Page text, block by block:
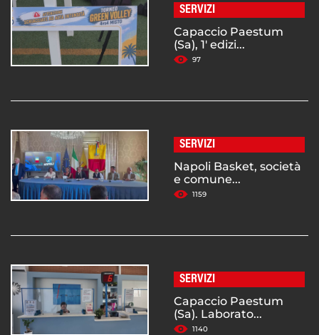
SERVIZI
Capaccio Paestum
(Sa), 1' edizi...
97
SERVIZI
Napoli Basket, società
e comune...
1159
SERVIZI
Capaccio Paestum
(Sa). Laborato...
1140